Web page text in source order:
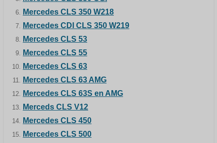
Mercedes CLS 350 W218
Mercedes CDI CLS 350 W219
Mercedes CLS 53
Mercedes CLS 55
Mercedes CLS 63
Mercedes CLS 63 AMG
Mercedes CLS 63S en AMG
Merceds CLS V12
Mercedes CLS 450
Mercedes CLS 500